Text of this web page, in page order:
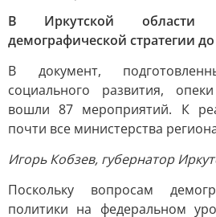
В Иркутской области
демографической стратегии до
В документ,
социального развития,
вошли 87 мероприятий. К
почти все министерства
Игорь Кобзев, губернатор
Поскольку вопросам
политики на федеральном